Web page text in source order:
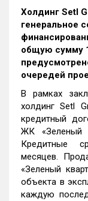
Холдинг Setl
генеральное
общую сумму
очередей
В рамках
холдинг Setl
кредитный
ЖК «Зеленый
Кредитные
месяцев.
«Зеленый
объекта в
каждую